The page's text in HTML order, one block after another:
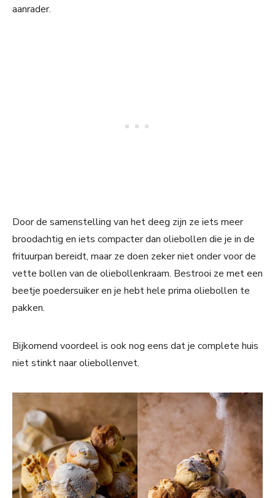
aanrader.
Door de samenstelling van het deeg zijn ze iets meer
broodachtig en iets compacter dan oliebollen die je in de
frituurpan bereidt, maar ze doen zeker niet onder voor de
vette bollen van de oliebollenkraam. Bestrooi ze met een
beetje poedersuiker en je hebt hele prima oliebollen te
pakken.
Bijkomend voordeel is ook nog eens dat je complete huis
niet stinkt naar oliebollenvet.